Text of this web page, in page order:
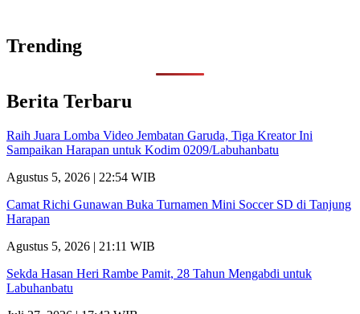
Trending
Berita Terbaru
Raih Juara Lomba Video Jembatan Garuda, Tiga Kreator Ini
Sampaikan Harapan untuk Kodim 0209/Labuhanbatu
Agustus 5, 2026 | 22:54 WIB
Camat Richi Gunawan Buka Turnamen Mini Soccer SD di Tanjung
Harapan
Agustus 5, 2026 | 21:11 WIB
Sekda Hasan Heri Rambe Pamit, 28 Tahun Mengabdi untuk
Labuhanbatu